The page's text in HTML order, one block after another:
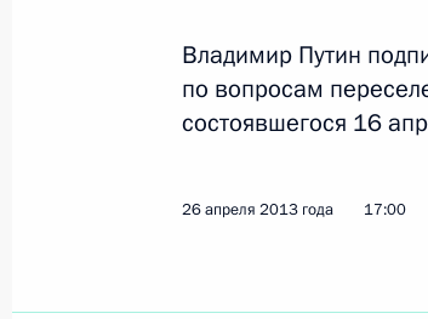
11 июня 2013 года,
Владимир Путин
по вопросам
состоявшегося 16
26 апреля 2013 года 17:00